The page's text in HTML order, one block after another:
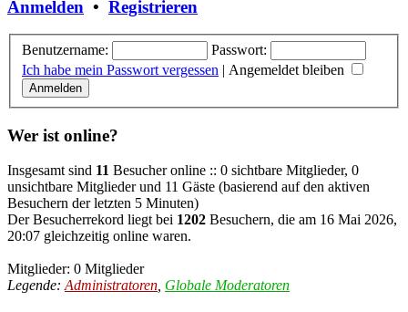
Anmelden • Registrieren
Benutzername:
Passwort:
Ich habe mein Passwort vergessen | Angemeldet bleiben
Wer ist online?
Insgesamt sind 11 Besucher online :: 0 sichtbare Mitglieder, 0
unsichtbare Mitglieder und 11 Gäste (basierend auf den aktiven
Besuchern der letzten 5 Minuten)
Der Besucherrekord liegt bei 1202 Besuchern, die am 16 Mai 2026,
20:07 gleichzeitig online waren.
Mitglieder: 0 Mitglieder
Legende:Administratoren, Globale Moderatoren